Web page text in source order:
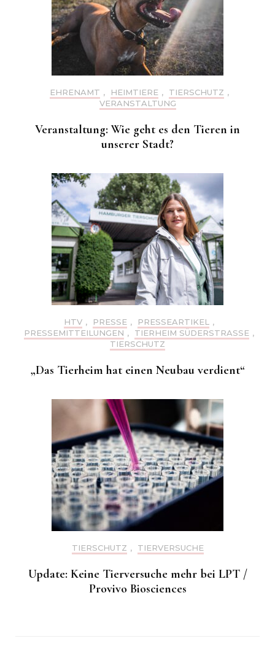
EHRENAMT , HEIMTIERE , TIERSCHUTZ ,
VERANSTALTUNG
Veranstaltung: Wie geht es den Tieren in
unserer Stadt?
HTV , PRESSE , PRESSEARTIKEL
,
PRESSEMITTEILUNGEN , TIERHEIM SÜDERSTRASSE
,
TIERSCHUTZ
„Das Tierheim hat einen Neubau verdient“
TIERSCHUTZ , TIERVERSUCHE
Update: Keine Tierversuche mehr bei LPT /
Provivo Biosciences